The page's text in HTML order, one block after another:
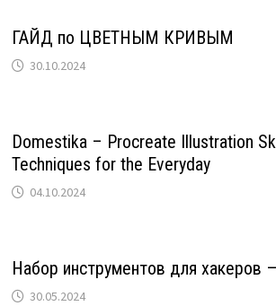
ГАЙД по ЦВЕТНЫМ КРИВЫМ
30.10.2024
Domestika – Procreate Illustration
Techniques for the Everyday
04.10.2024
Набор инструментов для хакеров
30.05.2024